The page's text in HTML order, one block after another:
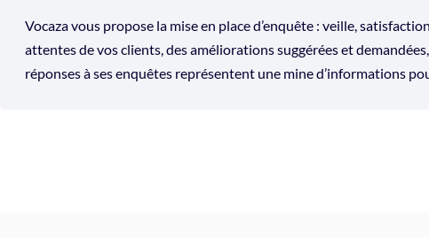
Vocaza vous propose la mise en place d’enquête : veille,
attentes de vos clients, des améliorations suggérées et
réponses à ses enquêtes représentent une mine d’informations